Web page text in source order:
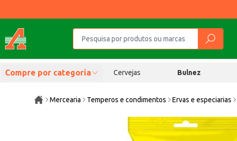
Compre por categoria Cervejas Bulnez
Mercearia Temperos e condimentos Ervas e especiarias